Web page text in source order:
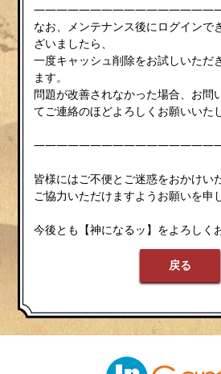
なお、メンテナンス後にログインで
ざいましたら、
一度キャッシュ削除をお試しいただ
ます。
問題が改善されなかった場合、お問
てご連絡のほどよろしくお願いいた
皆様にはご不便とご迷惑をおかけい
ご協力いただけますようお願いを申
今後とも【神になるッ】をよろしく
戻る